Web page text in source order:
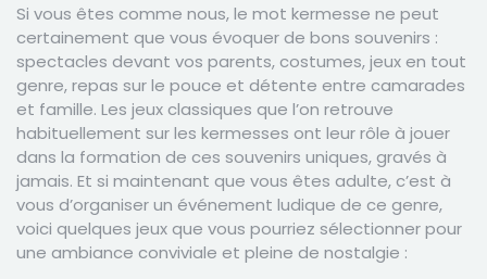
Si vous êtes comme nous, le mot kermesse ne peut
certainement que vous évoquer de bons souvenirs :
spectacles devant vos parents, costumes, jeux en tout
genre, repas sur le pouce et détente entre camarades
et famille. Les jeux classiques que l’on retrouve
habituellement sur les kermesses ont leur rôle à jouer
dans la formation de ces souvenirs uniques, gravés à
jamais. Et si maintenant que vous êtes adulte, c’est à
vous d’organiser un événement ludique de ce genre,
voici quelques jeux que vous pourriez sélectionner pour
une ambiance conviviale et pleine de nostalgie :